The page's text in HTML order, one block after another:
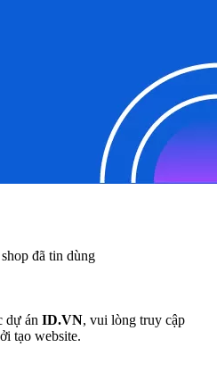
đã tin dùng
dự án ID.VN, vui lòng truy cập
tạo website.